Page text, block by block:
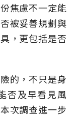
焦慮不一定能
被妥善規劃與
，更包括是否
的，不只是身
否及早看見風
次調查進一步